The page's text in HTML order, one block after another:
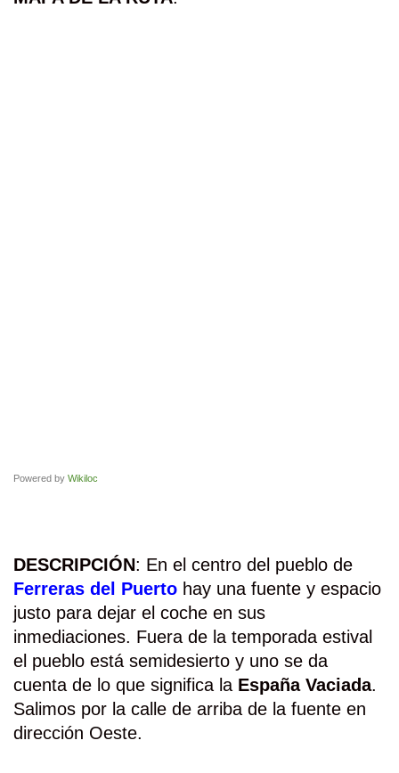
Powered by Wikiloc
DESCRIPCIÓN: En el centro del pueblo de
Ferreras del Puerto hay una fuente y espacio
justo para dejar el coche en sus
inmediaciones. Fuera de la temporada estival
el pueblo está semidesierto y uno se da
cuenta de lo que significa la España Vaciada.
Salimos por la calle de arriba de la fuente en
dirección Oeste.